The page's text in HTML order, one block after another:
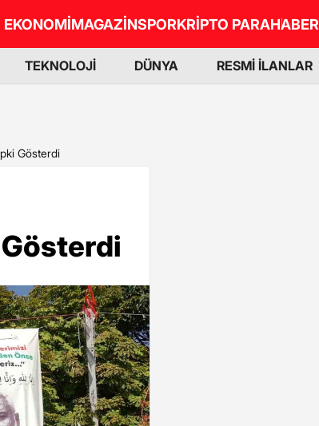
EKONOMİMAGAZİNSPORKRİPTO PARAHABER
TEKNOLOJİ DÜNYA RESMİ İLANLAR
Gösterdi